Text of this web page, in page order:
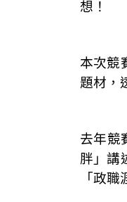
想！
本次競
題材，
去年競
胖」講
「政